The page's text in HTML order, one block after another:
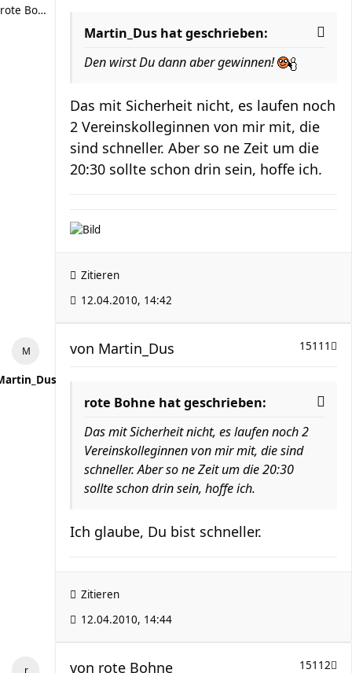
rote Bohne
Martin_Dus hat geschrieben:
Den wirst Du dann aber gewinnen!
Das mit Sicherheit nicht, es laufen noch
2 Vereinskolleginnen von mir mit, die
sind schneller. Aber so ne Zeit um die
20:30 sollte schon drin sein, hoffe ich.
Zitieren
12.04.2010, 14:42
15111
von Martin_Dus
rote Bohne hat geschrieben:
Das mit Sicherheit nicht, es laufen noch 2
Vereinskolleginnen von mir mit, die sind
schneller. Aber so ne Zeit um die 20:30
sollte schon drin sein, hoffe ich.
Ich glaube, Du bist schneller.
Zitieren
12.04.2010, 14:44
15112
von rote Bohne